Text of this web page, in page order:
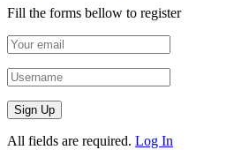
Fill the forms bellow to register
All fields are required. Log In